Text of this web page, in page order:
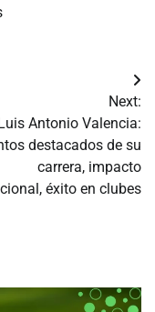
Next:
Luis Antonio Valencia:
destacados de su
carrera, impacto
éxito en clubes